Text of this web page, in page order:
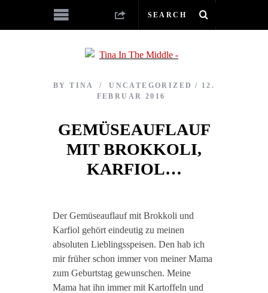
BY TINA UNCATEGORIZED
12.
FEBRUAR 2016
GEMÜSEAUFLAUF
MIT BROKKOLI,
KARFIOL…
Der Gemüseauflauf mit Brokkoli und
Karfiol gehört eindeutig zu meinen
absoluten Lieblingsspeisen. Den hab ich
mir früher schon immer von meiner Mama
zum Geburtstag gewunschen. Meine
Mama hat ihn immer mit Kartoffeln und